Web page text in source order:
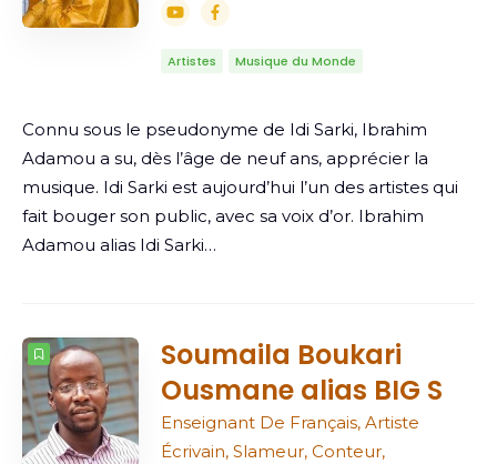
Artistes Musique du Monde
Connu sous le pseudonyme de Idi Sarki, Ibrahim
Adamou a su, dès l’âge de neuf ans, apprécier la
musique. Idi Sarki est aujourd’hui l’un des artistes qui
fait bouger son public, avec sa voix d’or. Ibrahim
Adamou alias Idi Sarki…
Soumaila Boukari
Ousmane alias BIG S
Enseignant De Français, Artiste
Écrivain, Slameur, Conteur,